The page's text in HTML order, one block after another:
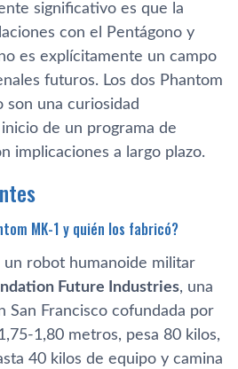
significativo es que la
con el Pentágono y
es explícitamente un campo
futuros. Los dos Phantom
una curiosidad
de un programa de
implicaciones a largo plazo.
MK-1 y quién los fabricó?
un robot humanoide militar
Future Industries, una
San Francisco cofundada por
1,80 metros, pesa 80 kilos,
40 kilos de equipo y camina